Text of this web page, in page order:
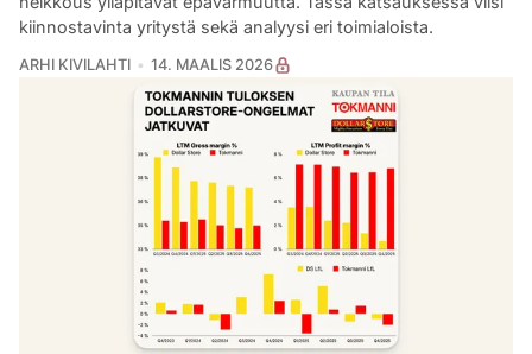
kiinnostavinta yritystä sekä analyysi eri toimialoista.
ARHI KIVILAHTI 14. MAALIS 2026